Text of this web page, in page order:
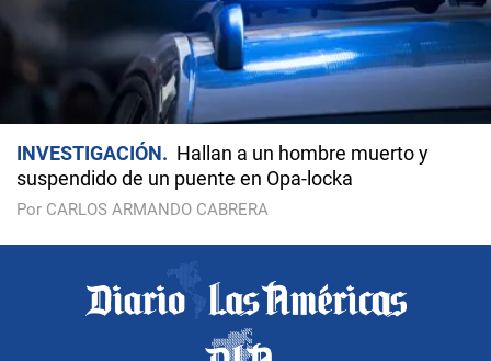
INVESTIGACIÓN
Hallan a un hombre muerto y
suspendido de un puente en Opa-locka
Por CARLOS ARMANDO CABRERA